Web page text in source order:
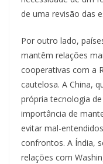
de uma revisão das
Por outro lado,
mantêm relações
cooperativas com a
cautelosa. A China,
própria tecnologia
importância de
evitar mal-
confrontos. A Índia,
relações com